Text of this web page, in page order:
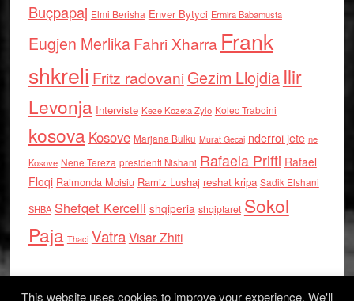
Buçpapaj Elmi Berisha Enver Bytyci Ermira Babamusta
Eugjen MerlikaFahri Xharra Frank
shkreli Fritz radovaniGezim Llojdia Ilir
Levonja Interviste Keze Kozeta Zylo Kolec Traboini
kosova Kosove Marjana Bulku Murat Gecaj nderroi jete ne
Kosove Nene Tereza presidenti Nishani Rafaela Prifti Rafael
Floqi Raimonda Moisiu Ramiz Lushaj reshat kripa Sadik Elshani
SHBA Shefqet Kercelli shqiperia shqiptaret Sokol
Paja Thaci VatraVisar Zhiti
This website uses cookies to improve your experience. We'll